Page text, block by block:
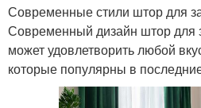
Современные стили штор для
Современный дизайн штор для
может удовлетворить любой
которые популярны в